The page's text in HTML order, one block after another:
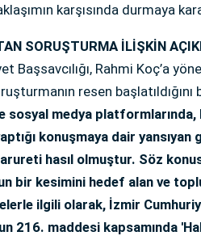
karşısında durmaya
SORUŞTURMA İLİŞKİN
Başsavcılığı, Rahmi Koç’a
resen
sosyal medya platformlarında,
konuşmaya dair
hasıl olmuştur. Söz
bir kesimini hedef alan ve
ilgili olarak, İzmir
216. maddesi kapsamında